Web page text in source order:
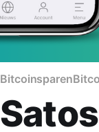
Bitcoinsparen